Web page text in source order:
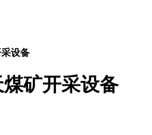
设备
矿开采设备